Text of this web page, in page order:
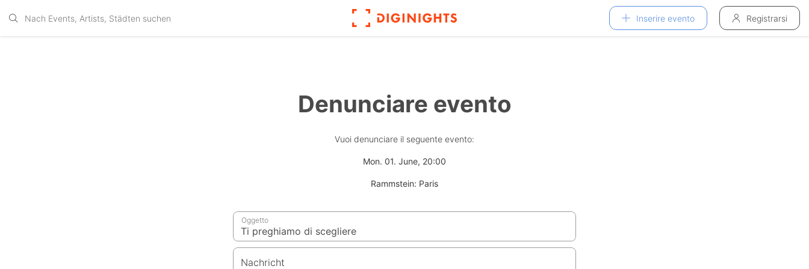
Inserire evento Registrarsi
Denunciare evento
Vuoi denunciare il seguente evento:
Mon. 01. June, 20:00
Rammstein: Paris
Oggetto
Nachricht